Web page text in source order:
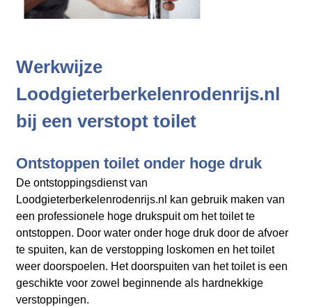
Werkwijze
Loodgieterberkelenrodenrijs.nl
bij een verstopt toilet
Ontstoppen toilet onder hoge druk
De ontstoppingsdienst van
Loodgieterberkelenrodenrijs.nl kan gebruik maken van
een professionele hoge drukspuit om het toilet te
ontstoppen. Door water onder hoge druk door de afvoer
te spuiten, kan de verstopping loskomen en het toilet
weer doorspoelen. Het doorspuiten van het toilet is een
geschikte voor zowel beginnende als hardnekkige
verstoppingen.